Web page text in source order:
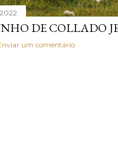
DE COLLADO
um comentário